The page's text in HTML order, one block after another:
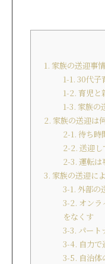
1. 家族の送迎事
1-1. 30代子
1-2. 育児と
1-3. 家族の
2. 家族の送迎は
2-1. 待ち時
2-2. 送迎し
2-3. 運転は
3. 家族の送迎に
3-1. 外部の
3-2. オンラ
をなくす
3-3. パート
3-4. 自力で
3-5. 自治体